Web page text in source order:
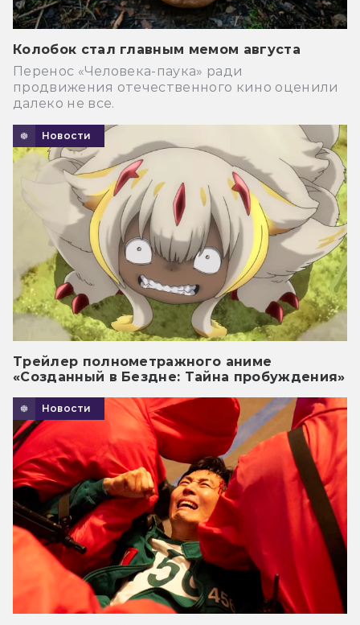
Колобок стал главным мемом августа
Перенос «Человека-паука» ради
продвижения отечественного кино оценили
далеко не все.
Новости
Трейлер полнометражного аниме
«Созданный в Бездне: Тайна пробуждения»
Новости